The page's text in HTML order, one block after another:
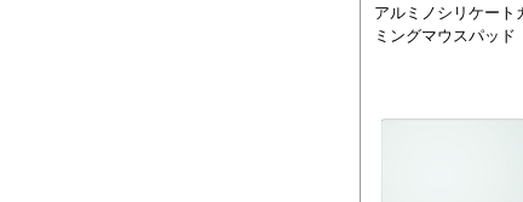
アルミノシリケート
ミングマウスパッド